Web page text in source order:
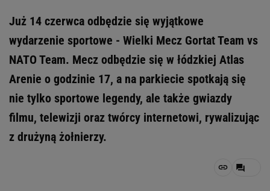
Już 14 czerwca odbędzie się wyjątkowe
wydarzenie sportowe - Wielki Mecz Gortat Team vs
NATO Team. Mecz odbędzie się w łódzkiej Atlas
Arenie o godzinie 17, a na parkiecie spotkają się
nie tylko sportowe legendy, ale także gwiazdy
filmu, telewizji oraz twórcy internetowi, rywalizując
z drużyną żołnierzy.